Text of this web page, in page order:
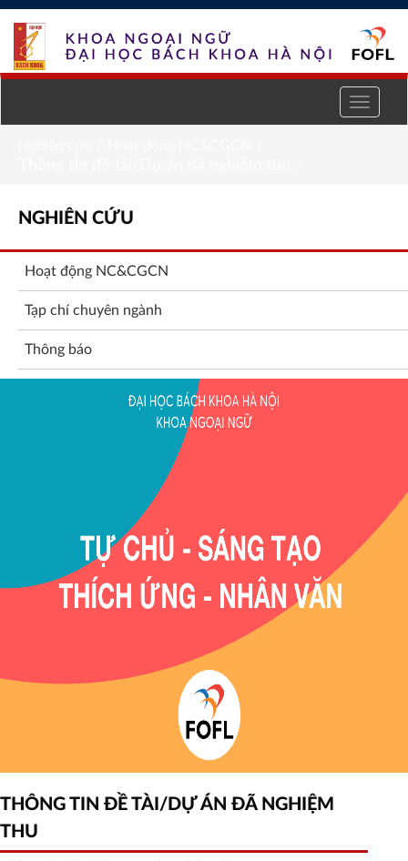
Truy cập nội dung luôn
Nghiên
cứu
NGHIÊN CỨU
Hoạt động NC&CGCN
Tạp chí chuyên ngành
Thông báo
Thông
tin
THÔNG TIN ĐỀ TÀI/DỰ ÁN ĐÃ NGHIỆM
THU